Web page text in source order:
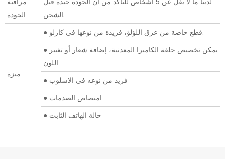
الجودة
الشحن.
ميزة
● قطع خاصة من عرق اللؤلؤ، فريدة من نوعها في كارلو.
● يمكن تخصيص حلقة الكاميرا المعدنية، إضافة شعار أو تغيير
اللون
● فريد من نوعه في الاسلوب
● امتصاص الصدمات
● حالة الهاتف الثابت